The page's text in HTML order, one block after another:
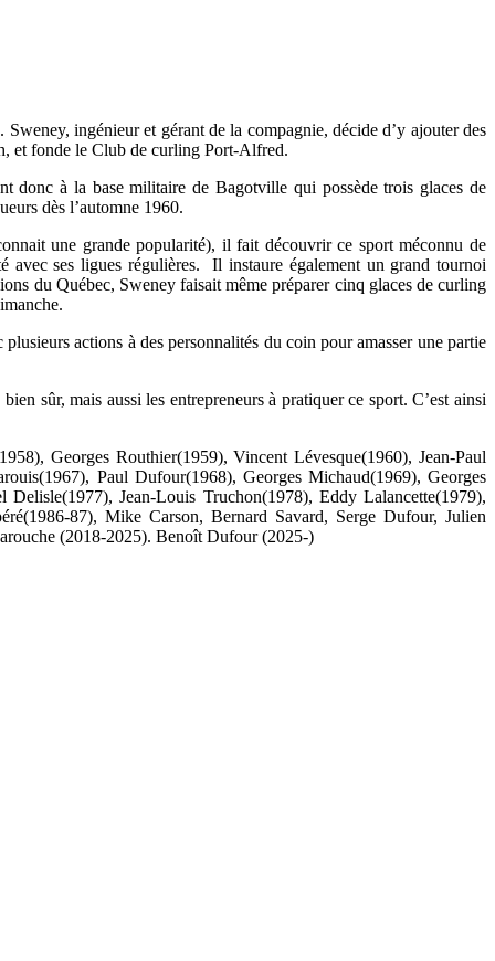
ingénieur et gérant de la compagnie, décide d’y ajouter des
et fonde le Club de curling Port-Alfred.
donc à la base militaire de Bagotville qui possède trois glaces de
dès l’automne 1960.
une grande popularité), il fait découvrir ce sport méconnu de
ses ligues régulières. Il instaure également un grand tournoi
du Québec, Sweney faisait même préparer cinq glaces de curling
actions à des personnalités du coin pour amasser une partie
sûr, mais aussi les entrepreneurs à pratiquer ce sport. C’est ainsi
Georges Routhier(1959), Vincent Lévesque(1960), Jean-Paul
Paul Dufour(1968), Georges Michaud(1969), Georges
Jean-Louis Truchon(1978), Eddy Lalancette(1979),
87), Mike Carson, Bernard Savard, Serge Dufour, Julien
(2018-2025). Benoît Dufour (2025-)